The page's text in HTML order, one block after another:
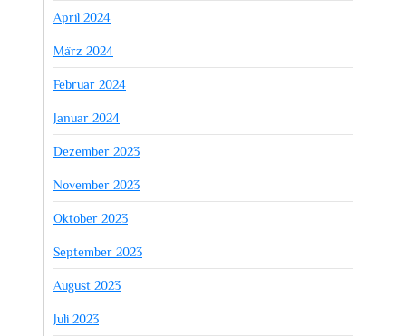
April 2024
März 2024
Februar 2024
Januar 2024
Dezember 2023
November 2023
Oktober 2023
September 2023
August 2023
Juli 2023